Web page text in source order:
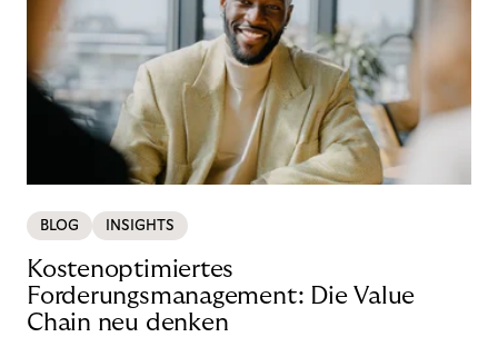
BLOG INSIGHTS
Kostenoptimiertes
Forderungsmanagement: Die Value
Chain neu denken